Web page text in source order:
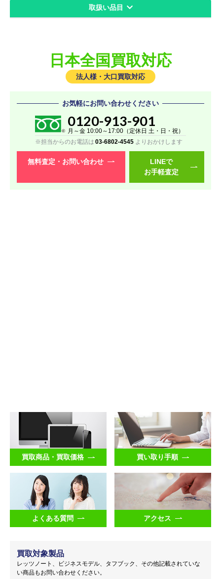
取扱い品目
レッツノートタフブック
レッツノートSVシリーズ
レッツノート LVシリーズ
レッツノート FVシリーズ
レッツノート SRシリーズ
日本全国買取対応
法人様・大口買取対応
お気軽にお問い合わせください
0120-913-901
月～金 10:00～17:00（定休日 土・日・祝）
※担当からのお電話は 03-6802-4545 よりおかけします
無料査定・ お問い合わせ
LINEで
お手軽査定
買取商品・買取価格 買い取り手順
よくある質問 アクセス
買取対象製品
レッツノート、ビジネスモデル、タフブック、その他記載されていな
い商品もお問い合わせください。